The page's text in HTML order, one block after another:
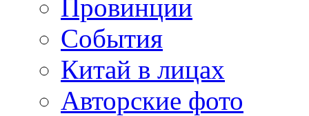
Провинции
События
Китай в лицах
Авторские фото